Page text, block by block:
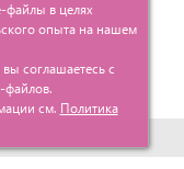
файлы в целях
опыта на нашем
соглашаетесь с
файлов.
см. Политика